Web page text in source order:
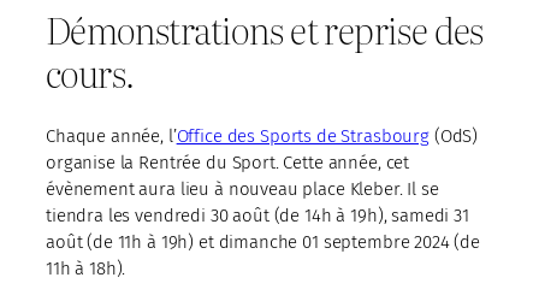
Démonstrations et reprise des
cours.
Chaque année, l’Office des Sports de Strasbourg(OdS)
organise la Rentrée du Sport. Cette année, cet
évènement aura lieu à nouveau place Kleber. Il se
tiendra les vendredi 30 août (de 14h à 19h), samedi 31
août (de 11h à 19h) et dimanche 01 septembre 2024 (de
11h à 18h).